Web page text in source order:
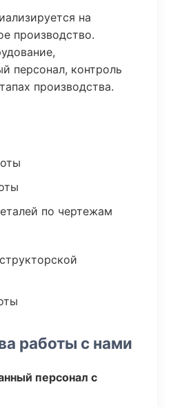
на
производство.
персонал, контроль
производства.
по чертежам
работы с нами
персонал с